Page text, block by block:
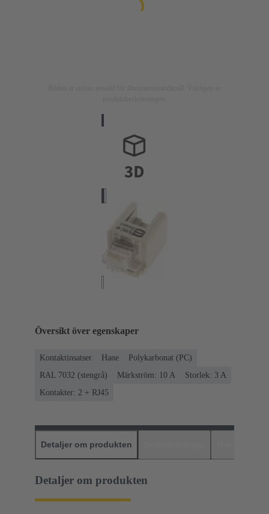
Översikt över egenskaper
Kontaktinsatser Hane
Polykarbonat (PC)
RAL 7032 (stengrå)
Märkström: ‌10 A
Storlek: 3 A
Kontakter: 2 + RJ45
Detaljer om produkten
Detaljer om produkten